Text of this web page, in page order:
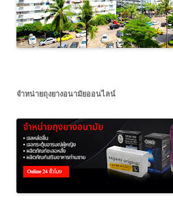
จำหน่ายถุงยางอนามัยออนไลน์